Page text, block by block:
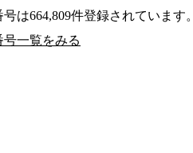
は664,809件登録されています。
一覧をみる